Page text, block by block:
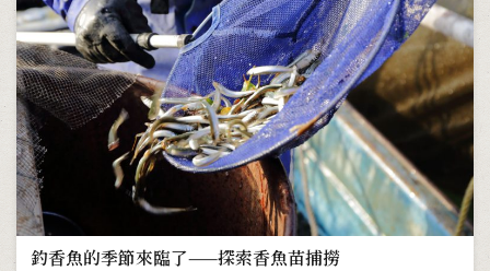
釣香魚的季節來臨了——探索香魚苗捕撈